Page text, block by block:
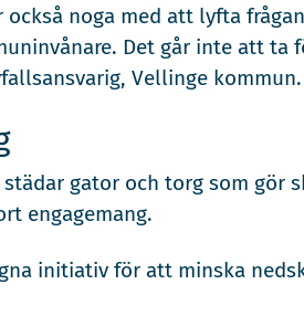
noga med att lyfta
Det går inte att ta
Vellinge kommun.
gator och torg som gör
engagemang.
initiativ för att minska